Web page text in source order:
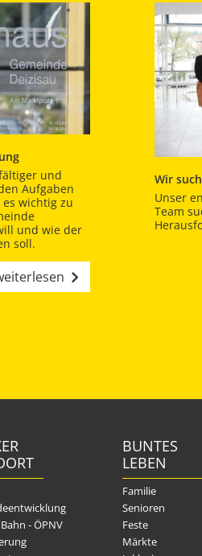
und
Aufgaben
wichtig zu
und wie der
soll.
Wir
Unser
Team
- ÖPNV
BUNTES
LEBEN
Familie
Senioren
Feste
Märkte